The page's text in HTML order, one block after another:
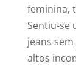
feminina,
Sentiu-se
jeans
altos